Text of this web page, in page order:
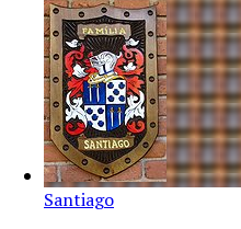
Santiago